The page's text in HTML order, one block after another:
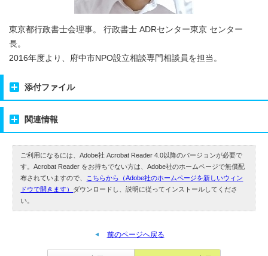
東京都行政書士会理事。 行政書士 ADRセンター東京 センター
長。
2016年度より、府中市NPO設立相談専門相談員を担当。
添付ファイル
関連情報
ご利用になるには、Adobe社 Acrobat Reader 4.0以降のバージョンが必要で
す。Acrobat Reader をお持ちでない方は、Adobe社のホームページで無償配
布されていますので、 こちらから（Adobe社のホームページを新しいウィン
ドウで開きます） ダウンロードし、説明に従ってインストールしてくださ
い。
前のページへ戻る